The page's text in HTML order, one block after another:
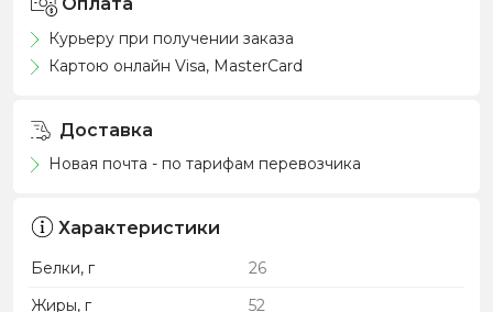
Курьеру при получении заказа
Картою онлайн Visa, MasterCard
Доставка
Новая почта - по тарифам перевозчика
Характеристики
Белки, г
26
Жиры, г
52